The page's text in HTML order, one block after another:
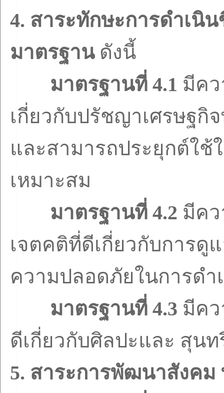
4. สาระทักษะการดำเนิ
มาตรฐาน ดังนี้
มาตรฐานที่ 4.1 มีคว
เกี่ยวกับปรัชญาเศรษฐกิ
และสามารถประยุกต์ใช้
เหมาะสม
มาตรฐานที่ 4.2 มีคว
เจตคติที่ดีเกี่ยวกับการดู
ความปลอดภัยในการดำ
มาตรฐานที่ 4.3 มีคว
ดีเกี่ยวกับศิลปะและ สุน
5. สาระการพัฒนาสังคม